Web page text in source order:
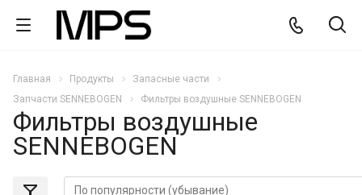
Главная Продукты
Запасные части
Запчасти SENNEBOGEN
Фильтры воздушные SENNEBOGEN
Фильтры воздушные
SENNEBOGEN